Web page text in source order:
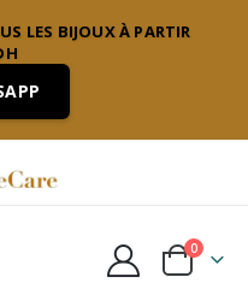
LES BIJOUX À PARTIR
0